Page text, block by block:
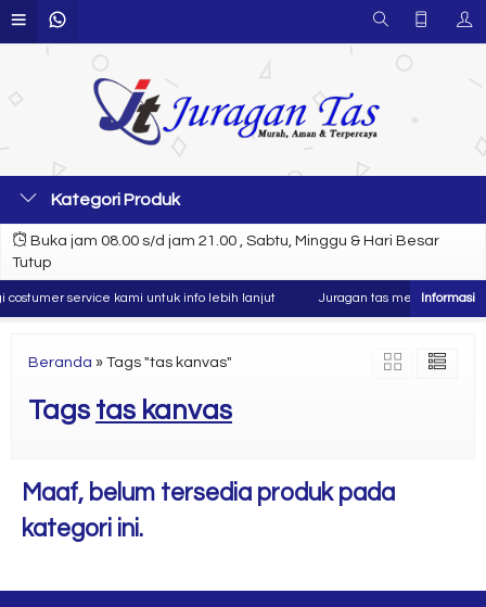
Kategori Produk
Buka jam 08.00 s/d jam 21.00 , Sabtu, Minggu & Hari Besar
Tutup
service kami untuk info lebih lanjut Juragan tas merupakan
Beranda » Tags "tas kanvas"
Tags tas kanvas
Maaf, belum tersedia produk pada
kategori ini.